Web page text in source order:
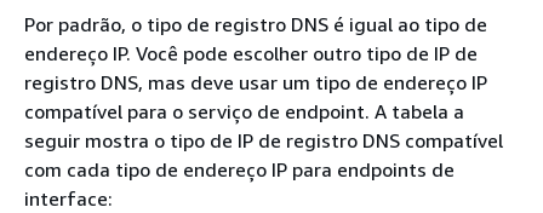
Por padrão, o tipo de registro DNS é igual ao tipo de
endereço IP. Você pode escolher outro tipo de IP de
registro DNS, mas deve usar um tipo de endereço IP
compatível para o serviço de endpoint. A tabela a
seguir mostra o tipo de IP de registro DNS compatível
com cada tipo de endereço IP para endpoints de
interface: